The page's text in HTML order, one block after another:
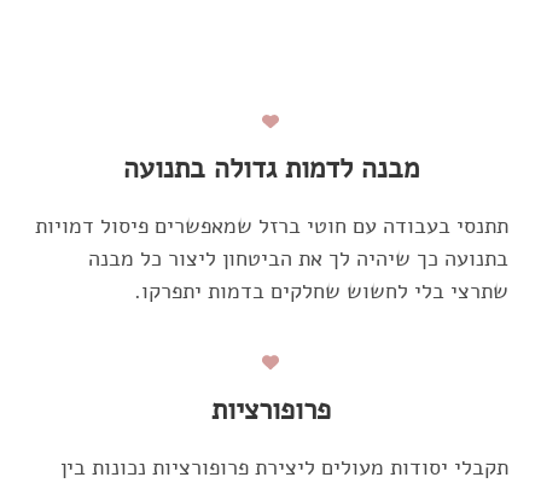
מבנה לדמות גדולה בתנועה
תתנסי בעבודה עם חוטי ברזל שמאפשרים פיסול דמויות
בתנועה כך שיהיה לך את הביטחון ליצור כל מבנה
שתרצי בלי לחשוש שחלקים בדמות יתפרקו.
פרופורציות
תקבלי יסודות מעולים ליצירת פרופורציות נכונות בין